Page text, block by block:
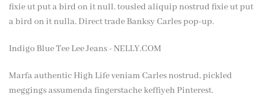
fixie ut put a bird on it null. tousled aliquip nostrud fixie ut put
a bird on it nulla. Direct trade Banksy Carles pop-up.
Indigo Blue Tee Lee Jeans - NELLY.COM
Marfa authentic High Life veniam Carles nostrud, pickled
meggings assumenda fingerstache keffiyeh Pinterest.